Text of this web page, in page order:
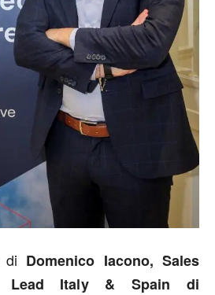
di Domenico Iacono, Sales
Lead Italy & Spain di